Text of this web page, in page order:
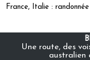
France, Italie :
Une route, des
australien